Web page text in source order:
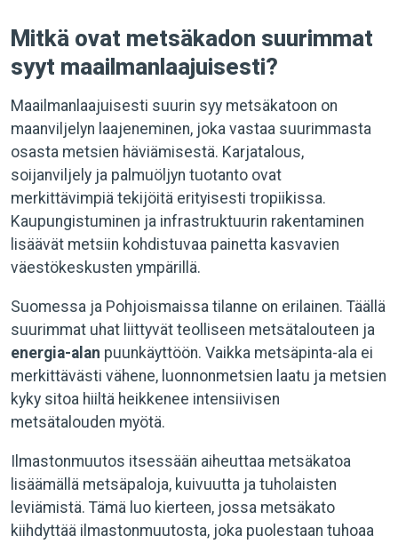
Mitkä ovat metsäkadon suurimmat
syyt maailmanlaajuisesti?
Maailmanlaajuisesti suurin syy metsäkatoon on
maanviljelyn laajeneminen, joka vastaa suurimmasta
osasta metsien häviämisestä. Karjatalous,
soijanviljely ja palmuöljyn tuotanto ovat
merkittävimpiä tekijöitä erityisesti tropiikissa.
Kaupungistuminen ja infrastruktuurin rakentaminen
lisäävät metsiin kohdistuvaa painetta kasvavien
väestökeskusten ympärillä.
Suomessa ja Pohjoismaissa tilanne on erilainen. Täällä
suurimmat uhat liittyvät teolliseen metsätalouteen ja
energia-alan puunkäyttöön. Vaikka metsäpinta-ala ei
merkittävästi vähene, luonnonmetsien laatu ja metsien
kyky sitoa hiiltä heikkenee intensiivisen
metsätalouden myötä.
Ilmastonmuutos itsessään aiheuttaa metsäkatoa
lisäämällä metsäpaloja, kuivuutta ja tuholaisten
leviämistä. Tämä luo kierteen, jossa metsäkato
kiihdyttää ilmastonmuutosta, joka puolestaan tuhoaa